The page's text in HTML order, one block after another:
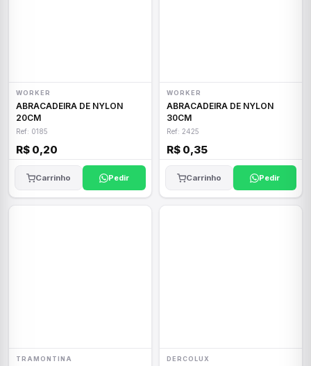
WORKER
ABRACADEIRA DE NYLON
20CM
Ref: 0185
R$ 0,20
Carrinho Pedir
WORKER
ABRACADEIRA DE NYLON
30CM
Ref: 2425
R$ 0,35
Carrinho Pedir
TRAMONTINA DERCOLUX